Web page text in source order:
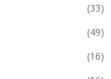
(33)
(49)
(16)